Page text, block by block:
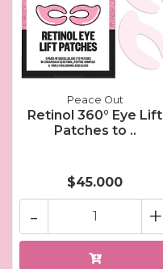
Peace Out
Retinol 360° Eye Lift
Patches to ..
$45.000
+
-